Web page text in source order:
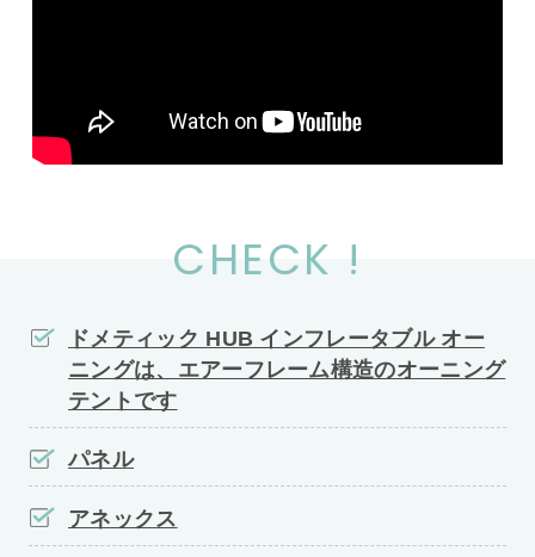
CHECK !
ドメティック HUB インフレータブル オー
ニングは、エアーフレーム構造のオーニング
テントです
パネル
アネックス